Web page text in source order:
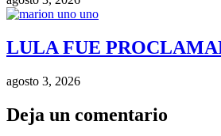
LULA FUE
agosto 3, 2026
Deja un comentario